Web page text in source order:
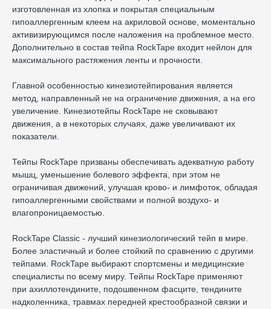
изготовленная из хлопка и покрытая специальным
гипоаллергенным клеем на акриловой основе, моментально
активизирующимся после наложения на проблемное место.
Дополнительно в состав тейпа RockTape входит нейлон для
максимального растяжения ленты и прочности.
Главной особенностью кинезиотейпирования является
метод, направленный не на ограничение движения, а на его
увеличение. Кинезиотейпы RockTape не сковывают
движения, а в некоторых случаях, даже увеличивают их
показатели.
Тейпы RockTape призваны обеспечивать адекватную работу
мышц, уменьшение болевого эффекта, при этом не
ограничивая движений, улучшая крово- и лимфоток, обладая
гипоаллергенными свойствами и полной воздухо- и
влагопроницаемостью.
RockTape Classic - лучший кинезиологический тейп в мире.
Более эластичный и более стойкий по сравнению с другими
тейпами. RockTape выбирают спортсмены и медицинские
специалисты по всему миру. Тейпы RockTape применяют
при ахиллотендините, подошвенном фасците, тендините
надколенника, травмах передней крестообразной связки и